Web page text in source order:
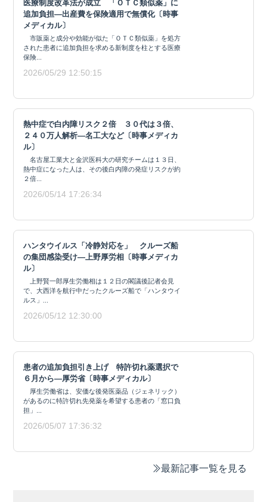
医療制度改革法が成立 「ＯＴＣ類似薬」に
追加負担―出産費を保険適用で無償化〔時事
メディカル〕
市販薬と成分や効能が似た「ＯＴＣ類似薬」を処方
された患者に追加負担を求める新制度を柱とする医療
保険...
2026/05/29 12:50:15
熱中症で白内障リスク２倍 ３０代は３倍、
２４０万人解析―名工大など〔時事メディカ
ル〕
名古屋工業大と金沢医科大の研究チームは１３日、
熱中症になった人は、その後白内障の発症リスクが約
２倍...
2026/05/14 17:26:34
ハンタウイルス「冷静対応を」 クルーズ船
の集団感染受け―上野厚労相〔時事メディカ
ル〕
上野賢一郎厚生労働相は１２日の閣議後記者会見
で、大西洋を航行中だったクルーズ船で「ハンタウイ
ルス」...
2026/05/12 12:30:00
患者の追加負担引き上げ 特許切れ薬選択で
６月から―厚労省〔時事メディカル〕
厚生労働省は、安価な後発医薬品（ジェネリック）
があるのに特許切れ先発薬を希望する患者の「窓口負
担」...
2026/05/07 17:36:32
最新記事一覧を見る